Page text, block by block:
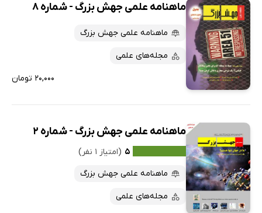
ماهنامه علمی جهش بزرگ - شماره 8
ماهنامه علمی جهش بزرگ
مجله‌های علمی
۲۰,۰۰۰ تومان
ماهنامه علمی جهش بزرگ - شماره 2
۵ (امتیاز ۱ نفر)
ماهنامه علمی جهش بزرگ
مجله‌های علمی